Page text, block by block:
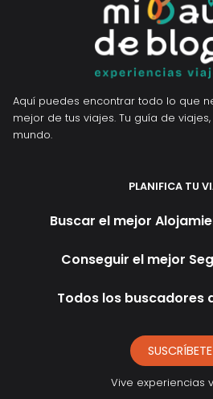
Aquí puedes encontrar todo lo que
mejor de tus viajes. Tu guía de
mundo.
PLANIFICA TU
Buscar el mejor
Conseguir el mejor
Todos los buscadores
SUSCRÍBETE
Vive experiencias